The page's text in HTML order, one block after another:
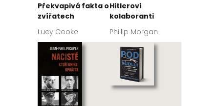
Překvapivá fakta o
zvířatech
Lucy Cooke
Hitlerovi
kolaboranti
Phillip Morgan